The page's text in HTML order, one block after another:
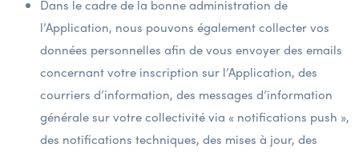
Dans le cadre de la bonne administration de
l’Application, nous pouvons également collecter vos
données personnelles afin de vous envoyer des emails
concernant votre inscription sur l’Application, des
courriers d’information, des messages d’information
générale sur votre collectivité via « notifications push »,
des notifications techniques, des mises à jour, des